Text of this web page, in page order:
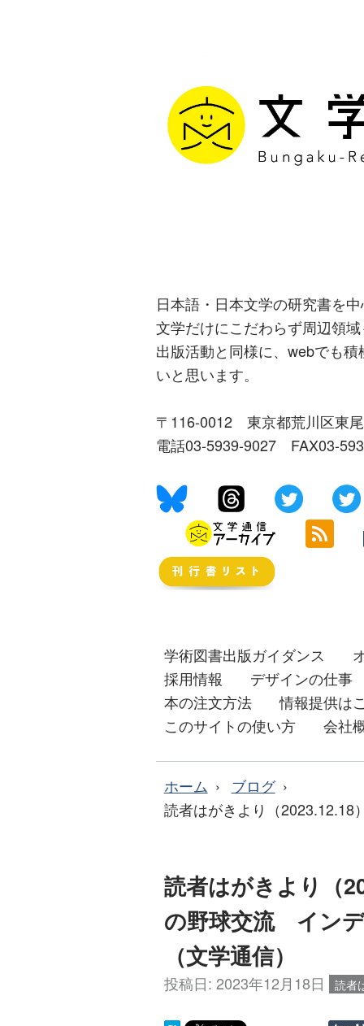
日本語・日本文学の研究書を
文学だけにこだわらず周辺領
出版活動と同様に、webでも
いと思います。
〒116-0012 東京都荒川区東
電話03-5939-9027 FAX03-
学術図書出版ガイダンス
採用情報
デザインの仕事
本の注文方法
情報提供は
このサイトの使い方
会社
ホーム
ブログ
読者はがきより（
読者はがきより（
の野球交流 イン
（文学通信）
投稿日: 2023年12月18日 読者